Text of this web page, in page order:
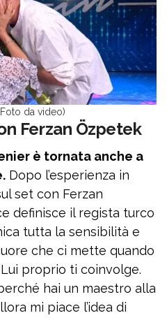
da video)
Ferzan Özpetek
è tornata anche a
Dopo l’esperienza in
set con Ferzan
definisce il regista turco
tutta la sensibilità e
che ci mette quando
proprio ti coinvolge.
hai un maestro alla
mi piace l’idea di